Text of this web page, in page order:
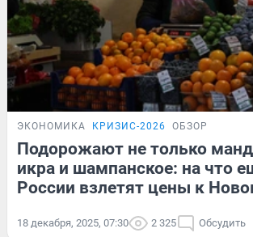
ЭКОНОМИКА КРИЗИС-2026 ОБЗОР
Подорожают не только
икра и шампанское: на что
России взлетят цены к
18 декабря, 2025, 07:30 2 325 Обсудить